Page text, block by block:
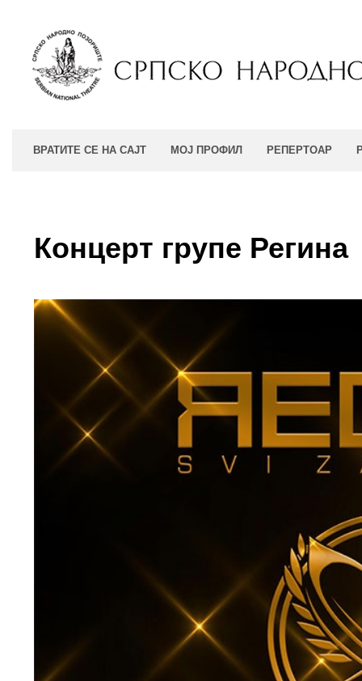
ВРАТИТЕ СЕ НА САЈТ МОЈ ПРОФИЛ РЕПЕРТОАР
Концерт групе Регина